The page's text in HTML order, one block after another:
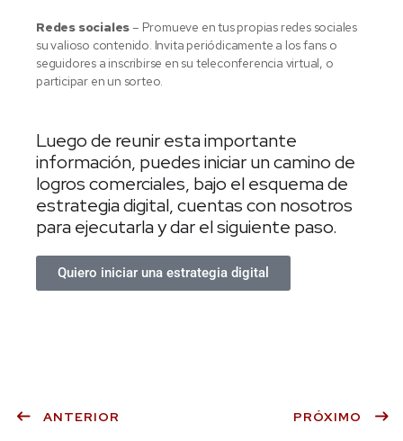
Redes sociales – Promueve en tus propias redes sociales
su valioso contenido. Invita periódicamente a los fans o
seguidores a inscribirse en su teleconferencia virtual, o
participar en un sorteo.
Luego de reunir esta importante
información, puedes iniciar un camino de
logros comerciales, bajo el esquema de
estrategia digital, cuentas con nosotros
para ejecutarla y dar el siguiente paso.
Quiero iniciar una estrategia digital
ANTERIOR PRÓXIMO